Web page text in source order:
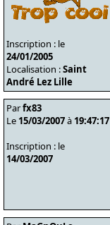
Inscription : le
24/01/2005
Localisation :Saint
André Lez Lille
Parfx83
Le 15/03/2007à 19:47:17
Inscription : le
14/03/2007